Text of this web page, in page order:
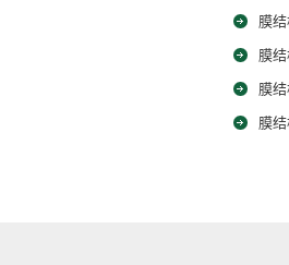
膜
膜
膜
膜